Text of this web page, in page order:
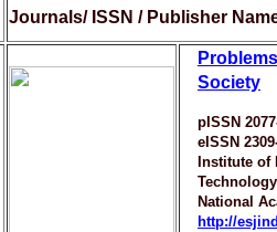
Journals/ ISSN / Publisher
Society
pISSN
eISSN
Institute of
National
http://